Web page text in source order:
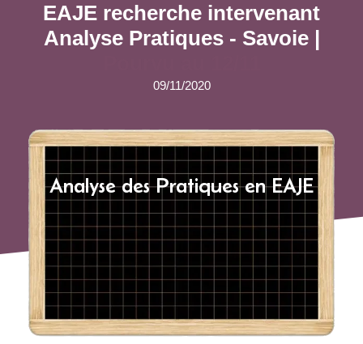
EAJE recherche intervenant
Analyse Pratiques - Savoie |
09/11/2020
Analyse des Pratiques en EAJE